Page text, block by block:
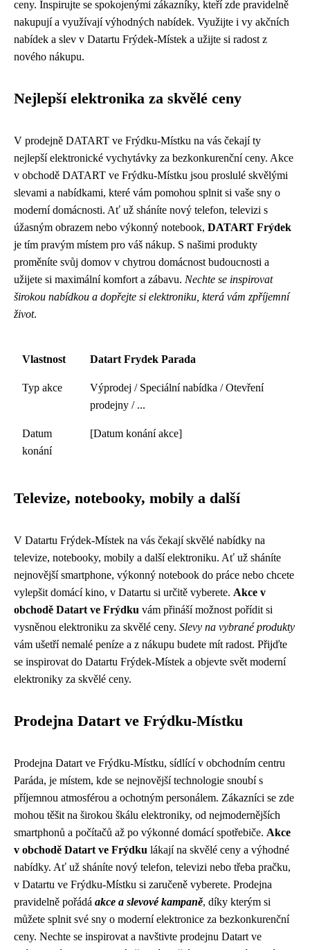
ceny. Inspirujte se spokojenými zákazníky, kteří zde pravidelně
nakupují a využívají výhodných nabídek. Využijte i vy akčních
nabídek a slev v Datartu Frýdek-Místek a užijte si radost z
nového nákupu.
Nejlepší elektronika za skvělé ceny
V prodejně DATART ve Frýdku-Místku na vás čekají ty
nejlepší elektronické vychytávky za bezkonkurenční ceny. Akce
v obchodě DATART ve Frýdku-Místku jsou proslulé skvělými
slevami a nabídkami, které vám pomohou splnit si vaše sny o
moderní domácnosti. Ať už sháníte nový telefon, televizi s
úžasným obrazem nebo výkonný notebook, DATART Frýdek
je tím pravým místem pro váš nákup. S našimi produkty
proměníte svůj domov v chytrou domácnost budoucnosti a
užijete si maximální komfort a zábavu. Nechte se inspirovat
širokou nabídkou a dopřejte si elektroniku, která vám zpříjemní
život.
Vlastnost Datart Frydek Parada
Typ akce
Výprodej / Speciální nabídka / Otevření
prodejny / ...
Datum
konání
[Datum konání akce]
Televize, notebooky, mobily a další
V Datartu Frýdek-Místek na vás čekají skvělé nabídky na
televize, notebooky, mobily a další elektroniku. Ať už sháníte
nejnovější smartphone, výkonný notebook do práce nebo chcete
vylepšit domácí kino, v Datartu si určitě vyberete. Akce v
obchodě Datart ve Frýdku vám přináší možnost pořídit si
vysněnou elektroniku za skvělé ceny. Slevy na vybrané produkty
vám ušetří nemalé peníze a z nákupu budete mít radost. Přijďte
se inspirovat do Datartu Frýdek-Místek a objevte svět moderní
elektroniky za skvělé ceny.
Prodejna Datart ve Frýdku-Místku
Prodejna Datart ve Frýdku-Místku, sídlící v obchodním centru
Paráda, je místem, kde se nejnovější technologie snoubí s
příjemnou atmosférou a ochotným personálem. Zákazníci se zde
mohou těšit na širokou škálu elektroniky, od nejmodernějších
smartphonů a počítačů až po výkonné domácí spotřebiče. Akce
v obchodě Datart ve Frýdku lákají na skvělé ceny a výhodné
nabídky. Ať už sháníte nový telefon, televizi nebo třeba pračku,
v Datartu ve Frýdku-Místku si zaručeně vyberete. Prodejna
pravidelně pořádá akce a slevové kampaně, díky kterým si
můžete splnit své sny o moderní elektronice za bezkonkurenční
ceny. Nechte se inspirovat a navštivte prodejnu Datart ve